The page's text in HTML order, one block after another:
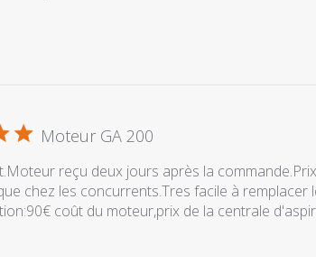
Moteur GA 200
reçu deux jours après la
chez les concurrents.Tres facile à
coût du moteur,prix de la centrale